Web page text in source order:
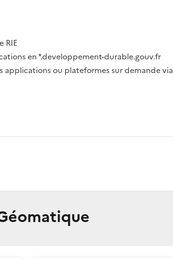
RIE
en *.developpement-durable.gouv.fr
applications ou plateformes sur demande via